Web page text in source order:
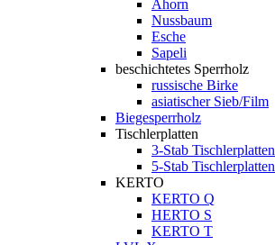
Ahorn
Nussbaum
Esche
Sapeli
beschichtetes Sperrholz
russische Birke
asiatischer Sieb/Film
Biegesperrholz
Tischlerplatten
3-Stab Tischlerplatten
5-Stab Tischlerplatten
KERTO
KERTO Q
HERTO S
KERTO T